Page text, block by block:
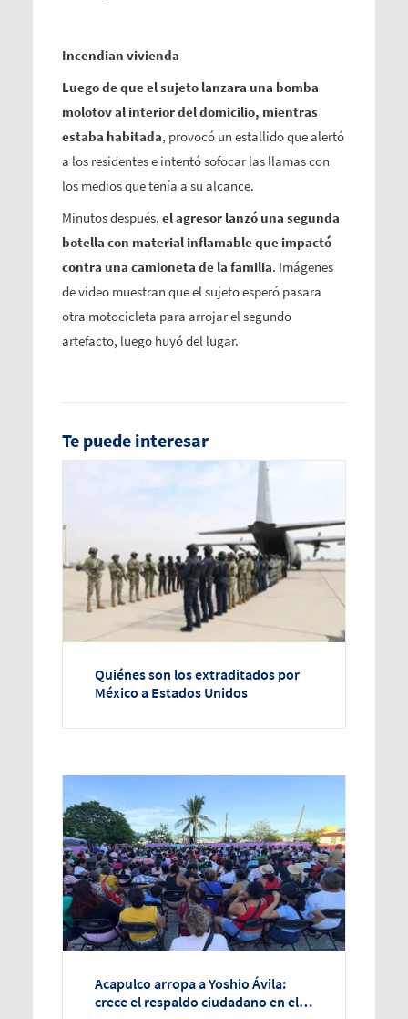
Incendian vivienda
Luego de que el sujeto lanzara una bomba
molotov al interior del domicilio, mientras
estaba habitada, provocó un estallido que alertó
a los residentes e intentó sofocar las llamas con
los medios que tenía a su alcance.
Minutos después, el agresor lanzó una segunda
botella con material inflamable que impactó
contra una camioneta de la familia. Imágenes
de video muestran que el sujeto esperó pasara
otra motocicleta para arrojar el segundo
artefacto, luego huyó del lugar.
Te puede interesar
Quiénes son los extraditados por
México a Estados Unidos
Acapulco arropa a Yoshio Ávila:
crece el respaldo ciudadano en el